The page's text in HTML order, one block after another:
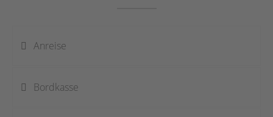
Anreise
Bordkasse